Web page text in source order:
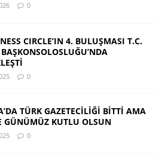
0
CIRCLE’IN 4. BULUŞMASI T.C.
0
TÜRK GAZETECİLİĞİ BİTTİ AMA
GÜNÜMÜZ KUTLU OLSUN
0